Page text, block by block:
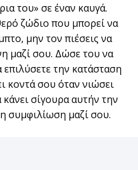
του» σε έναν καυγά.
ζώδιο που μπορεί να
μην τον πιέσεις να
μαζί σου. Δώσε του να
επιλύσετε την κατάσταση
κοντά σου όταν νιώσει
σίγουρα αυτήν την
συμφιλίωση μαζί σου.